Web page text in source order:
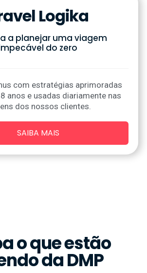
Logika
a planejar uma viagem
do zero
com estratégias aprimoradas
anos e usadas diariamente nas
dos nossos clientes.
SAIBA MAIS
o que estão
da DMP